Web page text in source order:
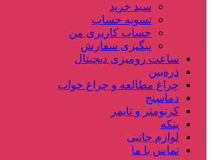
سبد خرید
تسویه حساب
حساب کاربری من
پیگیری سفارش
ساعت‌ رومیزی دیجیتال
ذره‌بین‌
چراغ مطالعه و چراغ خواب
دماسنج‌
کرنومتر و تایمر
پنکه
لوازم جانبی
تماس با ما